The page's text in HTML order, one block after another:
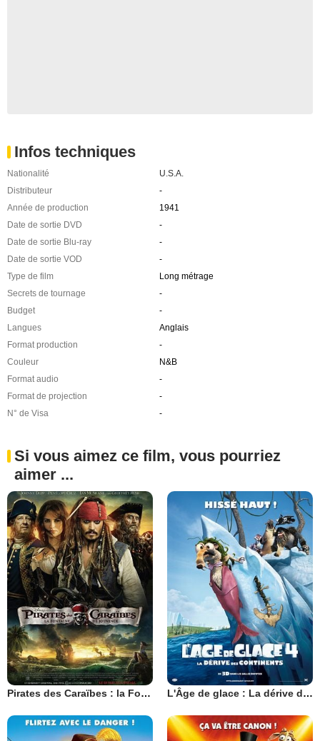
Infos techniques
Nationalité
U.S.A.
Distributeur
-
Année de production
1941
Date de sortie DVD
-
Date de sortie Blu-ray
-
Date de sortie VOD
-
Type de film
Long métrage
Secrets de tournage
-
Budget
-
Langues
Anglais
Format production
-
Couleur
N&B
Format audio
-
Format de projection
-
N° de Visa
-
Si vous aimez ce film, vous pourriez
aimer ...
Pirates des Caraïbes : la Fontaine de Jouvence L'Âge de glace : La dérive des continents